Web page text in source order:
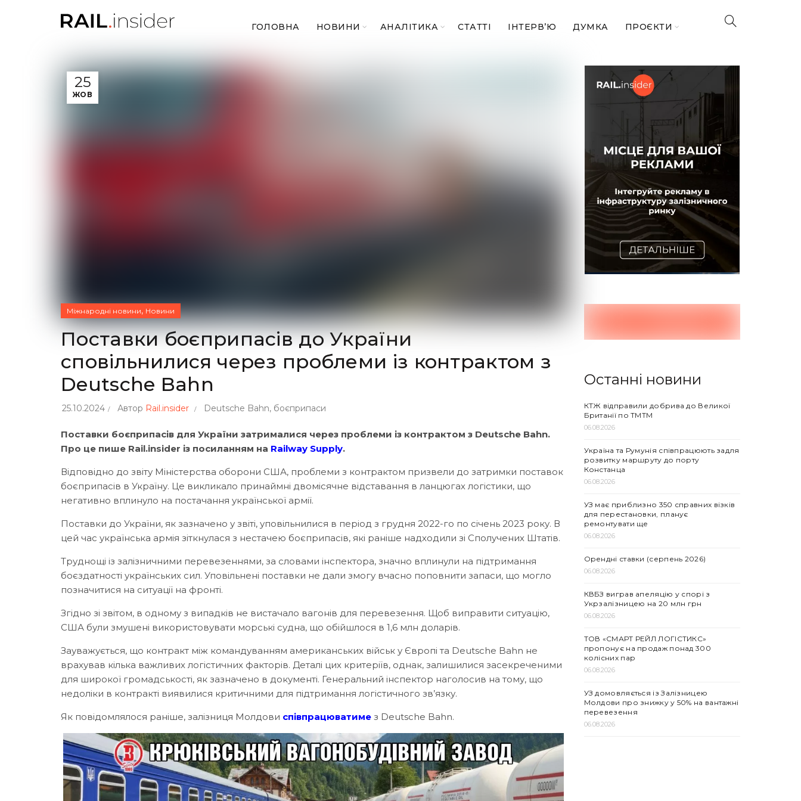
ГОЛОВНА НОВИНИ АНАЛІТИКА СТАТТІ ІНТЕРВ’Ю ДУМКА ПРОЄКТИ
25
ЖОВ
Міжнародні новини, Новини
Поставки боєприпасів до України
сповільнилися через проблеми із контрактом з
Deutsche Bahn
25.10.2024 Автор Rail.insider Deutsche Bahn, боєприпаси
Поставки боєприпасів для України затрималися через проблеми із контрактом з Deutsche Bahn.
Про це пише Rail.insider із посиланням на Railway Supply.
Відповідно до звіту Міністерства оборони США, проблеми з контрактом призвели до затримки поставок
боєприпасів в Україну. Це викликало принаймні двомісячне відставання в ланцюгах логістики, що
негативно вплинуло на постачання української армії.
Поставки до України, як зазначено у звіті, уповільнилися в період з грудня 2022-го по січень 2023 року. В
цей час українська армія зіткнулася з нестачею боєприпасів, які раніше надходили зі Сполучених Штатів.
Труднощі із залізничними перевезеннями, за словами інспектора, значно вплинули на підтримання
боєздатності українських сил. Уповільнені поставки не дали змогу вчасно поповнити запаси, що могло
позначитися на ситуації на фронті.
Згідно зі звітом, в одному з випадків не вистачало вагонів для перевезення. Щоб виправити ситуацію,
США були змушені використовувати морські судна, що обійшлося в 1,6 млн доларів.
Зауважується, що контракт між командуванням американських військ у Європі та Deutsche Bahn не
врахував кілька важливих логістичних факторів. Деталі цих критеріїв, однак, залишилися засекреченими
для широкої громадськості, як зазначено в документі. Генеральний інспектор наголосив на тому, що
недоліки в контракті виявилися критичними для підтримання логістичного зв’язку.
Як повідомлялося раніше, залізниця Молдови співпрацюватиме з Deutsche Bahn.
Останні новини
КТЖ відправили добрива до Великої
Британії по ТМТМ
06.08.2026
Україна та Румунія співпрацюють задля
розвитку маршруту до порту
Констанца
06.08.2026
УЗ має приблизно 350 справних візків
для перестановки, планує
ремонтувати ще
06.08.2026
Орендні ставки (серпень 2026)
06.08.2026
КВБЗ виграв апеляцію у спорі з
Укрзалізницею на 20 млн грн
06.08.2026
ТОВ «СМАРТ РЕЙЛ ЛОГІСТИКС»
пропонує на продаж понад 300
колісних пар
06.08.2026
УЗ домовляється із Залізницею
Молдови про знижку у 50% на вантажні
перевезення
06.08.2026